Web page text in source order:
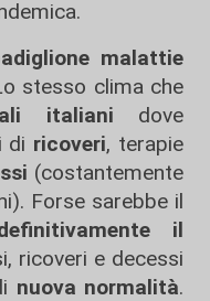
malattie
stesso clima che
italiani dove
di ricoveri, terapie
(costantemente
Forse sarebbe il
il
ricoveri e decessi
nuova normalità.